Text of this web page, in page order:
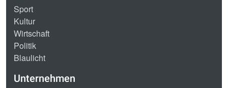
Sport
Kultur
Wirtschaft
Politik
Blaulicht
Unternehmen